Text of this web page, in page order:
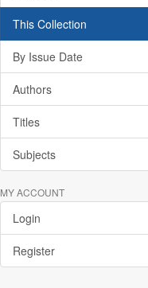
This Collection
By Issue Date
Authors
Titles
Subjects
MY ACCOUNT
Login
Register